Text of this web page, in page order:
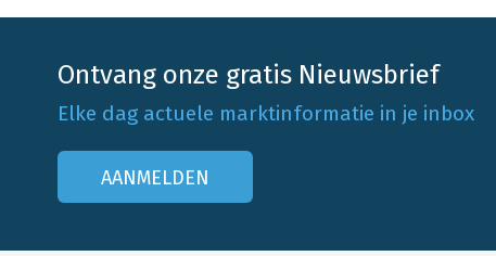
Ontvang onze gratis Nieuwsbrief
Elke dag actuele marktinformatie in je inbox
AANMELDEN